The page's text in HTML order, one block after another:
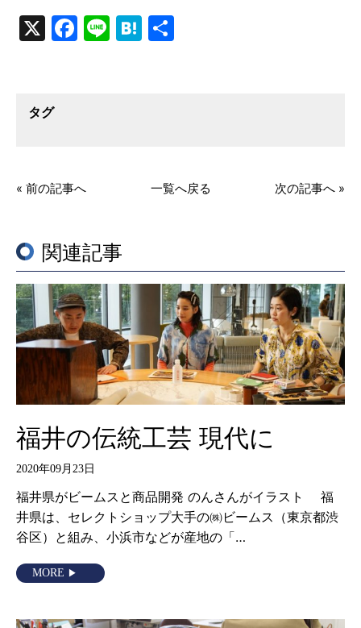
X Facebook
LineHatena
タグ
« 前の記事へ 一覧へ戻る 次の記事へ »
関連記事
福井の伝統工芸 現代に
2020年09月23日
福井県がビームスと商品開発 のんさんがイラスト 福
井県は、セレクトショップ大手の㈱ビームス（東京都渋
谷区）と組み、小浜市などが産地の「…
MORE